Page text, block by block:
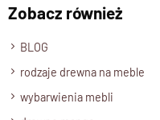
Nowoczesny , Kolekcja GOA
60 cm
Zobacz również
BLOG
rodzaje drewna na meble
wybarwienia mebli